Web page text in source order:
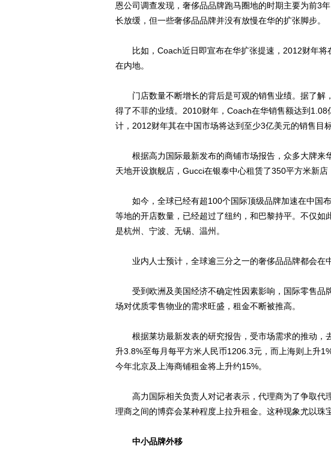
恩公司调查发现，奢侈品品牌跑马圈地的时期主要为前3
长放缓，但一些奢侈品品牌并没有放慢在华的扩张脚步。
比如，Coach近日即宣布在华扩张提速，2012财年将
在内地。
门店数量不断增长的背后是可观的销售业绩。据了解
得了不菲的业绩。2010财年，Coach在华销售额达到
计，2012财年其在中国市场将达到至少3亿美元的销售目标
根据高力国际最新发布的商铺市场报告，众多大牌来
天地开设旗舰店，Gucci在银泰中心租赁了350平方米新店
如今，全球已经有超100个国际顶级品牌加速在中国
等地的开店数量，已经超过了纽约，和巴黎持平。不仅
是杭州、宁波、无锡、温州。
业内人士预计，全球逾三分之一的奢侈品品牌都会在中
受到欧洲及美国经济不确定性因素影响，国际零售品
场对优质零售物业的需求旺盛，租金不断被推高。
根据莱坊最新发表的研究报告，受市场需求的推动，
升3.8%至每月每平方米人民币1206.3元，而上海则上升
今年北京及上海商铺租金将上升约15%。
高力国际相关负责人对记者表示，代理商为了争取代
理商之间的博弈会某种程度上拉升租金。这种现象尤以珠
中小品牌外移